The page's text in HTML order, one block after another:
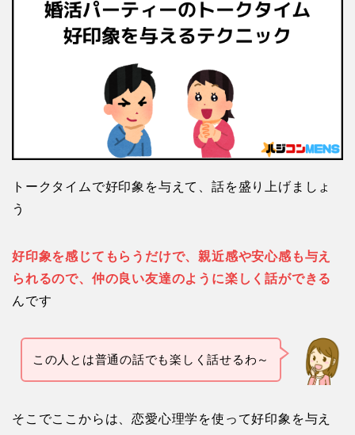
トークタイムで好印象を与えて、話を盛り上げましょ
う
好印象を感じてもらうだけで、親近感や安心感も与え
られるので、仲の良い友達のように楽しく話ができる
んです
この人とは普通の話でも楽しく話せるわ～
そこでここからは、恋愛心理学を使って好印象を与え